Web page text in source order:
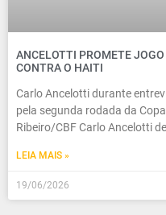
ANCELOTTI PROMETE
CONTRA O HAITI
Carlo Ancelotti durante
pela segunda rodada da
Ribeiro/CBF Carlo Ancelotti
LEIA MAIS »
19/06/2026